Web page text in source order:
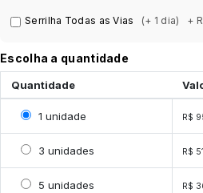
Serrilha Todas as Vias (+ 1 dia) +
Escolha a quantidade
Quantidade
Selecionar 1 unidade
1 unidade R$
Selecionar 3 unidades
3 unidades R$
Selecionar 5 unidades
5 unidades R$